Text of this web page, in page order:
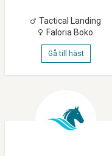
Tactical Landing
Faloria Boko
Gå till häst